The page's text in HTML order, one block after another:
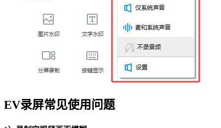
EV录屏常见使用问题